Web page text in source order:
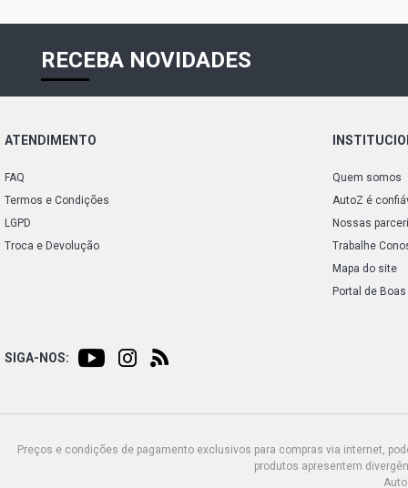
RECEBA NOVIDADES
ATENDIMENTO
FAQ
Termos e Condições
LGPD
Troca e Devolução
Quem somos
AutoZ é
Nossas
Trabalhe
Mapa do site
Portal de
SIGA-NOS:
Preços e condições de pagamento exclusivos para compras via internet,
produtos apresentem